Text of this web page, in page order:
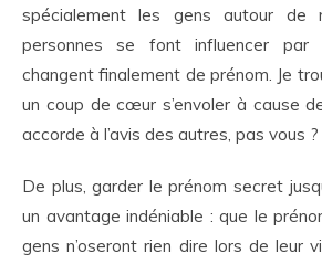
spécialement les gens autour de
personnes se font influencer par
changent finalement de prénom. Je
un coup de cœur s’envoler à cause
accorde à l’avis des autres, pas vous ?
De plus, garder le prénom secret
un avantage indéniable : que le
gens n’oseront rien dire lors de leur